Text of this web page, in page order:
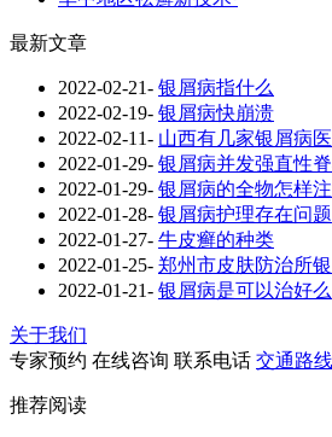
最新文章
2022-02-21- 银屑病指什么
2022-02-19- 银屑病快崩溃
2022-02-11- 山西有几家银屑病
2022-01-29- 银屑病并发强直性
2022-01-29- 银屑病的全物怎样
2022-01-28- 银屑病护理存在问题
2022-01-27- 牛皮癣的种类
2022-01-25- 郑州市皮肤防治所
2022-01-21- 银屑病是可以治好么
关于我们
专家预约 在线咨询 联系电话 交通路线
推荐阅读